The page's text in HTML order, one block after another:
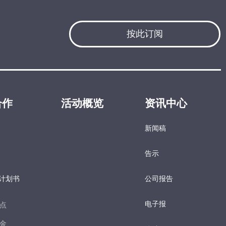
按此订阅
划书
活动概览 资讯中心
新闻稿
告示
公司报告
电子报​